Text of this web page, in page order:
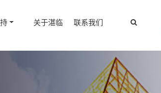
关于湛临 联系我们